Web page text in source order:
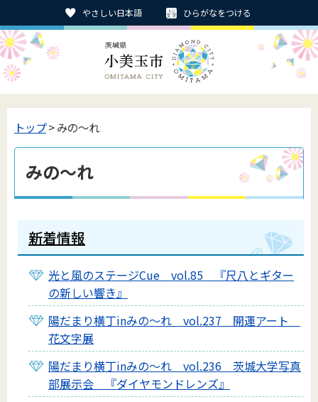
やさしい日本語 ひらがなをつける
トップ> みの～れ
みの～れ
新着情報
光と風のステージCue vol.85 『尺八とギター
の新しい響き』
陽だまり横丁inみの～れ vol.237 開運アート
花文字展
陽だまり横丁inみの～れ vol.236 茨城大学写真
部展示会 『ダイヤモンドレンズ』